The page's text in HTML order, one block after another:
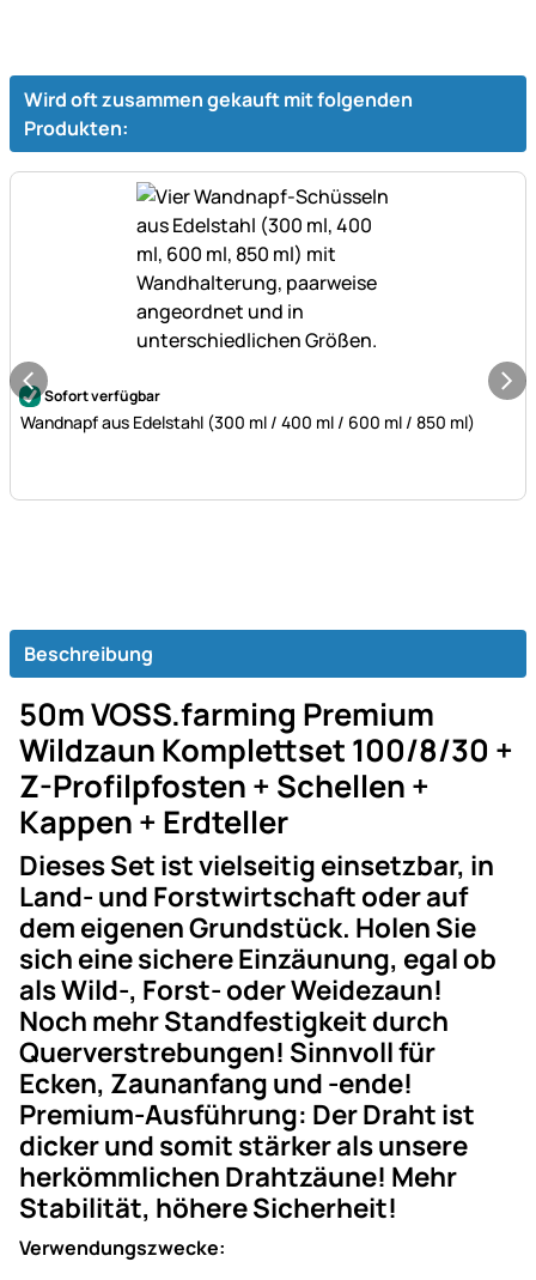
Wird oft zusammen gekauft mit folgenden
Produkten:
Noch keine Bewertungen abgegeben
Sofort verfügbar
Wandnapf aus Edelstahl (300 ml / 400 ml / 600 ml / 850 ml)
Beschreibung
50m VOSS.farming Premium
Wildzaun Komplettset 100/8/30 +
Z-Profilpfosten + Schellen +
Kappen + Erdteller
Dieses Set ist vielseitig einsetzbar, in
Land- und Forstwirtschaft oder auf
dem eigenen Grundstück. Holen Sie
sich eine sichere Einzäunung, egal ob
als Wild-, Forst- oder Weidezaun!
Noch mehr Standfestigkeit durch
Querverstrebungen! Sinnvoll für
Ecken, Zaunanfang und -ende!
Premium-Ausführung: Der Draht ist
dicker und somit stärker als unsere
herkömmlichen Drahtzäune! Mehr
Stabilität, höhere Sicherheit!
Verwendungszwecke: